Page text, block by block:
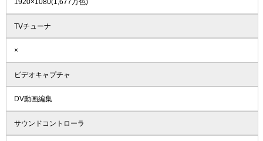
1920×1080(1,677万色)
TVチューナ
×
ビデオキャプチャ
DV動画編集
サウンドコントローラ